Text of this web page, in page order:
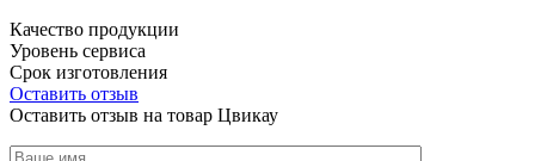
Качество продукции
Уровень сервиса
Срок изготовления
Оставить отзыв
Оставить отзыв на товар Цвикау